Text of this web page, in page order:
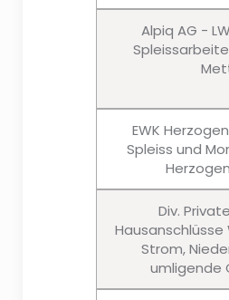
Alpiq AG -
EWK
Spleiss und
Div.
Hausanschlüsse
Strom,
umligende